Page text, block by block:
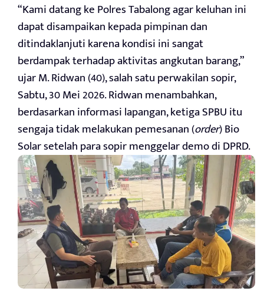
“Kami datang ke Polres Tabalong agar keluhan ini
dapat disampaikan kepada pimpinan dan
ditindaklanjuti karena kondisi ini sangat
berdampak terhadap aktivitas angkutan barang,”
ujar M. Ridwan (40), salah satu perwakilan sopir,
Sabtu, 30 Mei 2026. Ridwan menambahkan,
berdasarkan informasi lapangan, ketiga SPBU itu
sengaja tidak melakukan pemesanan (order) Bio
Solar setelah para sopir menggelar demo di DPRD.